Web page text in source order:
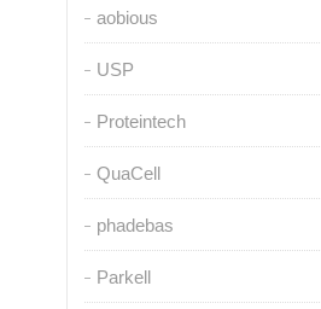
aobious
USP
Proteintech
QuaCell
phadebas
Parkell